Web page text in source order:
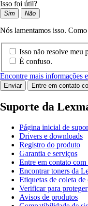
Isso foi útil?
Sim Não
Nós lamentamos isso.
Isso não resolve meu
É confuso.
Encontre mais informações
Enviar Entre em contato
Suporte da
Página inicial de
Drivers e downloads
Registro do produto
Garantia e serviços
Entre em contato com
Encontrar toners da
Etiquetas de coleta de
Verificar para proteger
Avisos de produtos